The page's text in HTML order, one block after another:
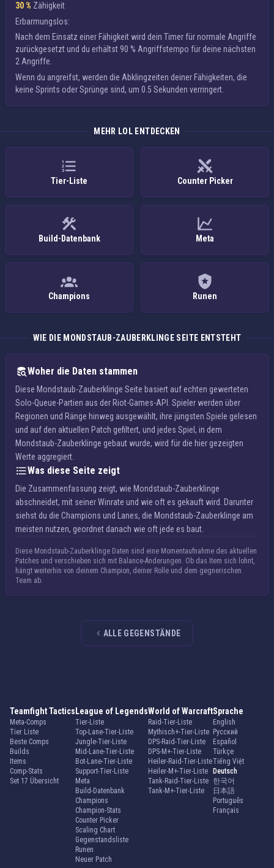
30 % Zähigkeit
Erbarmungslos:
Nach dem Einsatz einer Fähigkeit wird dein Timer für normale Angriffe
zurückgesetzt und du erhältst 90 % Angriffstempo für deine nächsten
2 Angriffe.
Wenn du angreifst, werden die Abklingzeiten deiner Fähigkeiten, die
keine Sprints oder Sprünge sind, um 0.5 Sekunden verringert.
MEHR LOL ENTDECKEN
Tier-Liste Counter Picker
Build-Datenbank Meta
Champions Runen
WIE DIE MONDSTAUB-ZAUBERKLINGE SEITE ENTSTEHT
Woher die Daten stammen
Diese Mondstaub-Zauberklinge Seite basiert auf echten gewerteten
Solo-Queue-Partien aus der Riot-Games-API. Spieler werden über
Regionen und Ränge hinweg ausgewählt, ihre jüngsten Spiele gelesen
und auf den aktuellen Patch gefiltert, und jedes Spiel, in dem
Mondstaub-Zauberklinge gebaut wurde, wird für die hier gezeigten
Werte aggregiert.
Was diese Seite zeigt
Die Zusammenfassung zeigt, wie Mondstaub-Zauberklinge
abschneidet, mit seiner Winrate und wie oft es gekauft wird. Darunter
siehst du die Champions und Lanes, die Mondstaub-Zauberklinge am
meisten nutzen, geordnet danach wie oft jede es baut.
Diese Mondstaub-Zauberklinge Daten sind eine Momentaufnahme des aktuellen
Patches und verschieben sich mit Balance-Änderungen. Ob das Item sich lohnt,
hängt weiterhin von deinem Champion, deiner Rolle und dem gegnerischen
Team ab.
ALLE GEGENSTÄNDE
Teamfight Tactics
Meta-Comps
Tier Liste
Beste Comps
Builds
Items
Comp-Stats
Set 17 Übersicht
League of Legends
Tier-Liste
Top-Lane-Tier-Liste
Jungle-Tier-Liste
Mid-Lane-Tier-Liste
Bot-Lane-Tier-Liste
Support-Tier-Liste
Meta
Build-Datenbank
Champions
Champion-Stats
Counter Picker
Scaling Chart
Gegenstandsliste
Runen
Neuer Patch
World of Warcraft
Raid-Tier-Liste
Mythisch+-Tier-Liste
DPS-Raid-Tier-Liste
DPS-M+-Tier-Liste
Heiler-Raid-Tier-Liste
Heiler-M+-Tier-Liste
Tank-Raid-Tier-Liste
Tank-M+-Tier-Liste
Sprache
English
Русский
Español
Türkçe
Tiếng Việt
Deutsch
한국어
日本語
Português
Français